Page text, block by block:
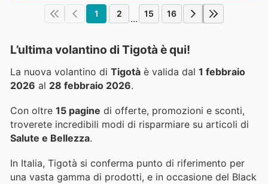
1 2 ... 15 16
L’ultima volantino di Tigotà è qui!
La nuova volantino di Tigotà è valida dal 1 febbraio
2026 al 28 febbraio 2026.
Con oltre 15 pagine di offerte, promozioni e sconti,
troverete incredibili modi di risparmiare su articoli di
Salute e Bellezza.
In Italia, Tigotà si conferma punto di riferimento per
una vasta gamma di prodotti, e in occasione del Black